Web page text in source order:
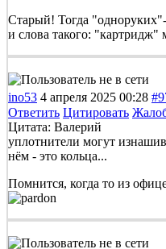
Старый! Тогда
и слова такого:
ino53 4 апреля 2025 00:28
Ответить Цитировать
Цитата: Валерий
уплотнители могут
нём - это кольца...
Помнится, когда то из